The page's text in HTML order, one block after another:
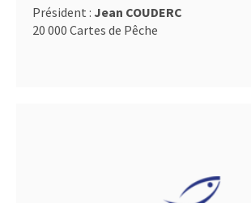
Président : Jean COUDERC
20 000 Cartes de Pêche